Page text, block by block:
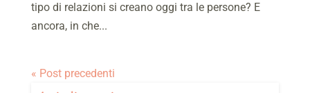
tipo di relazioni si creano oggi tra le persone? E
ancora, in che...
« Post precedenti